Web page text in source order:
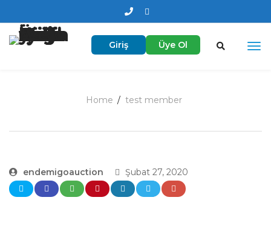
Giriş Üye Ol
Home test member
endemigoauction Şubat 27, 2020